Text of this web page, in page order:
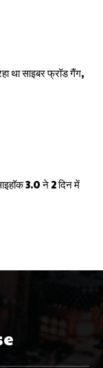
था साइबर फ्रॉड गैंग,
3.0 ने 2 दिन में